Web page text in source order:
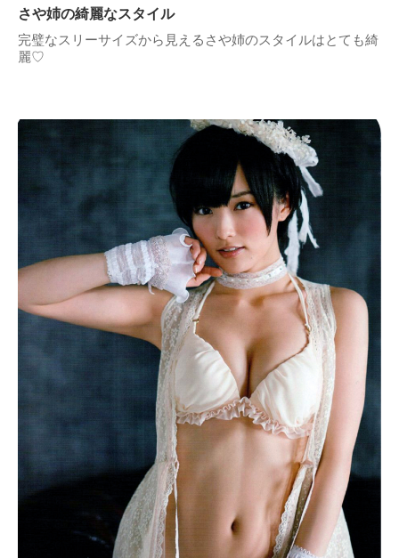
さや姉の綺麗なスタイル
完璧なスリーサイズから見えるさや姉のスタイルはとても綺
麗♡